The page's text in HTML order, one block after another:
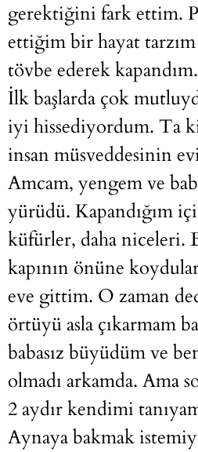
gerektiğini fark ettim.
ettiğim bir hayat
tövbe ederek kapandım.
İlk başlarda çok
iyi hissediyordum. Ta
insan müsveddesinin
Amcam, yengem ve
yürüdü. Kapandığım
küfürler, daha niceleri.
kapının önüne
eve gittim. O zaman
örtüyü asla çıkarmam
babasız büyüdüm ve
olmadı arkamda. Ama
2 aydır kendimi
Aynaya bakmak